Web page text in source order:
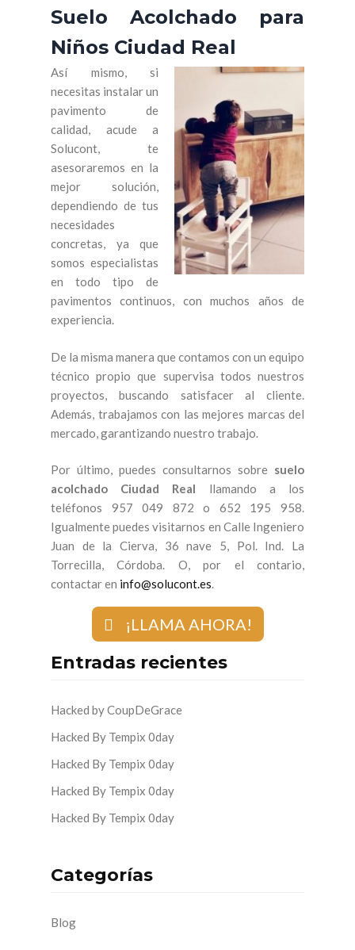
Suelo Acolchado para
Niños Ciudad Real
Así mismo, si
necesitas instalar un
pavimento de
calidad, acude a
Solucont, te
asesoraremos en la
mejor solución,
dependiendo de tus
necesidades
concretas, ya que
somos especialistas
en todo tipo de
pavimentos continuos, con muchos años de
experiencia.
De la misma manera que contamos con un equipo
técnico propio que supervisa todos nuestros
proyectos, buscando satisfacer al cliente.
Además, trabajamos con las mejores marcas del
mercado, garantizando nuestro trabajo.
Por último, puedes consultarnos sobre suelo
acolchado Ciudad Real llamando a los
teléfonos 957 049 872 o 652 195 958.
Igualmente puedes visitarnos en Calle Ingeniero
Juan de la Cierva, 36 nave 5, Pol. Ind. La
Torrecilla, Córdoba. O, por el contario,
contactar en info@solucont.es.
¡LLAMA AHORA!
Entradas recientes
Hacked by CoupDeGrace
Hacked By Tempix 0day
Hacked By Tempix 0day
Hacked By Tempix 0day
Hacked By Tempix 0day
Categorías
Blog